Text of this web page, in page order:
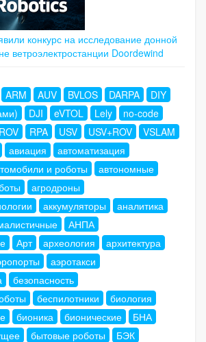
конкурс на исследование донной
ветроэлектростанции Doordewind
ARM AUV BVLOS DARPA
DIY
DJI eVTOL Lely
no-code
ROV RPA USV USV+ROV
VSLAM
авиация
автоматизация
и роботы
автономные
агродроны
аккумуляторы
аналитика
АНПА
Арт археология
архитектура
аэротакси
безопасность
беспилотники
биология
бионика бионические
БНА
бытовые роботы
БЭК